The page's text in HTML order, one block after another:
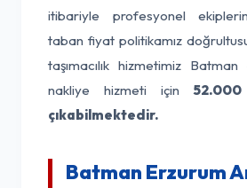
itibariyle profesyonel
taban fiyat politikamız
taşımacılık hizmetimiz
nakliye hizmeti için
çıkabilmektedir.
Batman Erzurum